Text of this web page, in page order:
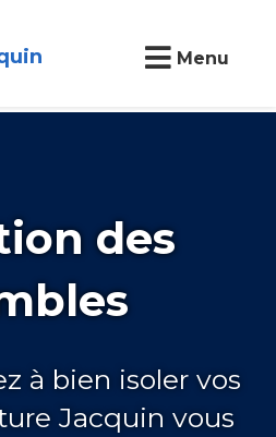
Menu
des
à bien isoler vos
Jacquin vous